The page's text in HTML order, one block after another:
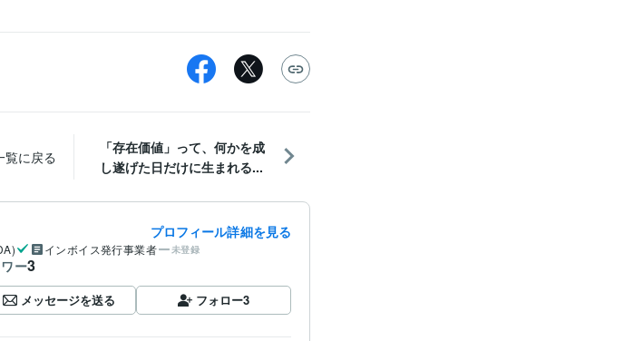
覧に戻る
「存在価値」って、何かを成
し遂げた日だけに生まれる...
プロフィール詳細を見る
インボイス発行事業者 未登録
ー3
メッセージを送る フォロー3